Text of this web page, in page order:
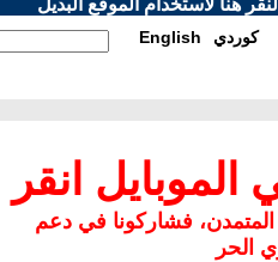
هنا لاستخدام الموقع البديل
English كوردي
انقر
المتمدن، فشاركونا في دعم
الحر